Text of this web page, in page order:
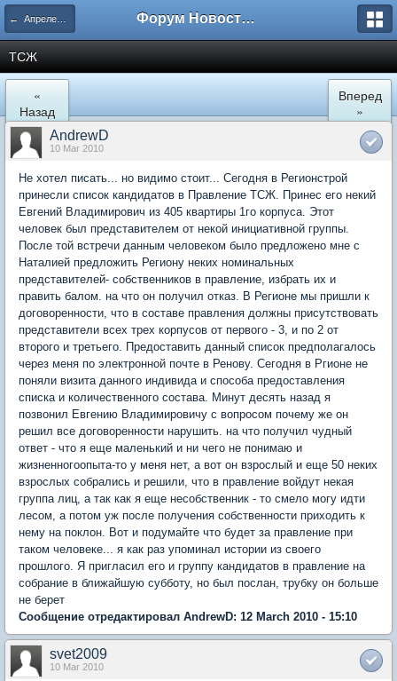
← Апрелевка Форум Новостройки
ТСЖ
«
Назад
Вперед
»
AndrewD
10 Mar 2010
Не хотел писать... но видимо стоит... Сегодня в Регионстрой
принесли список кандидатов в Правление ТСЖ. Принес его некий
Евгений Владимирович из 405 квартиры 1го корпуса. Этот
человек был представителем от некой инициативной группы.
После той встречи данным человеком было предложено мне с
Наталией предложить Региону неких номинальных
представителей- собственников в правление, избрать их и
править балом. на что он получил отказ. В Регионе мы пришли к
договоренности, что в составе правления должны присутствовать
представители всех трех корпусов от первого - 3, и по 2 от
второго и третьего. Предоставить данный список предполагалось
через меня по электронной почте в Ренову. Сегодня в Ргионе не
поняли визита данного индивида и способа предоставления
списка и количественного состава. Минут десять назад я
позвонил Евгению Владимировичу с вопросом почему же он
решил все договоренности нарушить. на что получил чудный
ответ - что я еще маленький и ни чего не понимаю и
жизненногоопыта-то у меня нет, а вот он взрослый и еще 50 неких
взрослых собрались и решили, что в правление войдут некая
группа лиц, а так как я еще несобственник - то смело могу идти
лесом, а потом уж после получения собственности приходить к
нему на поклон. Вот и подумайте что будет за правление при
таком человеке... я как раз упоминал истории из своего
прошлого. Я пригласил его и группу кандидатов в правление на
собрание в ближайшую субботу, но был послан, трубку он больше
не берет
Сообщение отредактировал AndrewD: 12 March 2010 - 15:10
svet2009
10 Mar 2010